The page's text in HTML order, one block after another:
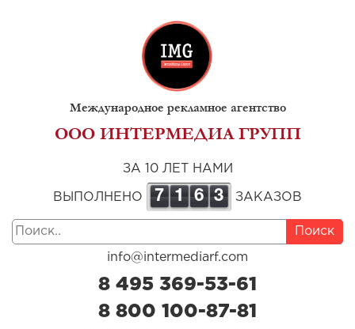
Международное рекламное агентство
ООО ИНТЕРМЕДИА ГРУПП
ЗА 10 ЛЕТ НАМИ
ВЫПОЛНЕНО 7 1 6 3 ЗАКАЗОВ
Поиск
info@intermediarf.com
8 495 369-53-61
8 800 100-87-81